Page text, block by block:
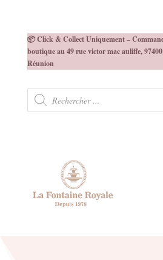
📦 Click & Collect Uniquement –
boutique au 49 rue victor mac auliffe,
Réunion
Recherche
produits